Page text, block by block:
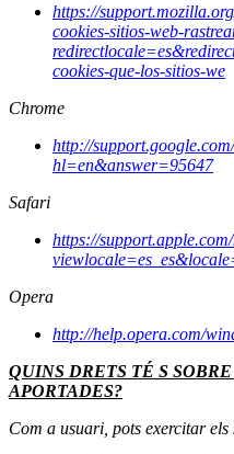
https://
cookies-sitios-web-
cookies-que-los-sitios-we
Chrome
http://
hl=en&answer=95647
Safari
https://
Opera
http://help.opera.com/
QUINS DRETS TÉ S
APORTADES?
Com a usuari, pots exercitar els